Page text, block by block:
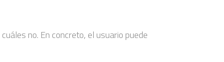
no. En concreto, el usuario puede